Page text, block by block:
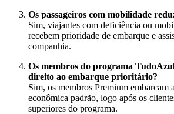
Os passageiros com mobilidade
Sim, viajantes com deficiência ou
recebem prioridade de embarque e
companhia.
Os membros do programa
direito ao embarque prioritário?
Sim, os membros Premium embarcam
econômica padrão, logo após os
superiores do programa.